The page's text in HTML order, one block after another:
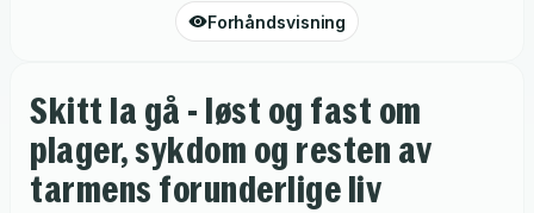
Forhåndsvisning
Skitt la gå - løst og fast om
plager, sykdom og resten av
tarmens forunderlige liv